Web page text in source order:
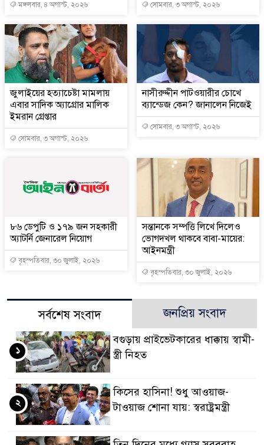
মঙ্গলবার, ৪ অগাস্ট, ২০২৬ সোমবার, ৩ অগাস্ট, ২০২৬
জুলাইয়ের হত্যাচেষ্টা মামলায়
এবার সাদিক অ্যাগ্রোর মালিক
ইমরান গ্রেপ্তার
সোমবার, ৩ অগাস্ট, ২০২৬
নাসীরুদ্দীন পাটওয়ারীর চোখে
ব্যান্ডেজ কেন? জানালেন নিজেই
সোমবার, ৩ অগাস্ট, ২০২৬
৮৬ ডেপুটি ও ১৭৯ জন সহকারী
অ্যাটর্নি জেনারেল নিয়োগ
বৃহস্পতিবার, ৩০ জুলাই, ২০২৬
সন্তানকে সম্পত্তি লিখে দিলেও
ভোগদখল থাকবে বাবা-মায়ের:
আইনমন্ত্রী
বৃহস্পতিবার, ৩০ জুলাই, ২০২৬
সর্বশেষ সংবাদ জনপ্রিয় সংবাদ
বগুড়ায় প্রাইভেটকারের ধাক্কায় স্বামী-
স্ত্রী নিহত
১
কিসের হাসিনা! শুধু আওয়াজ-
টাওয়াজ শোনা যায়: স্বরাষ্ট্রমন্ত্রী
২